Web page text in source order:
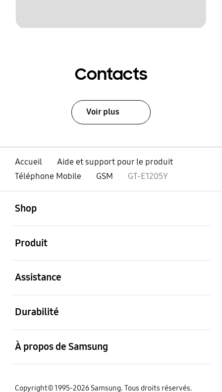
Contacts
Voir plus
Accueil
Aide et support pour le produit
Téléphone Mobile
GSM GT-E1205Y
Shop
Produit
Assistance
Durabilité
À propos de Samsung
Copyright© 1995-2026 Samsung. Tous droits réservés.